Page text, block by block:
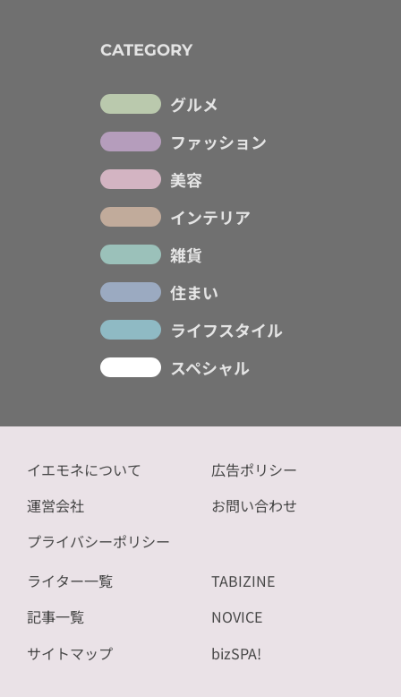
CATEGORY
グルメ
ファッション
美容
インテリア
雑貨
住まい
ライフスタイル
スペシャル
イエモネについて
運営会社
プライバシーポリシー
広告ポリシー
お問い合わせ
ライター一覧
記事一覧
サイトマップ
TABIZINE
NOVICE
bizSPA!